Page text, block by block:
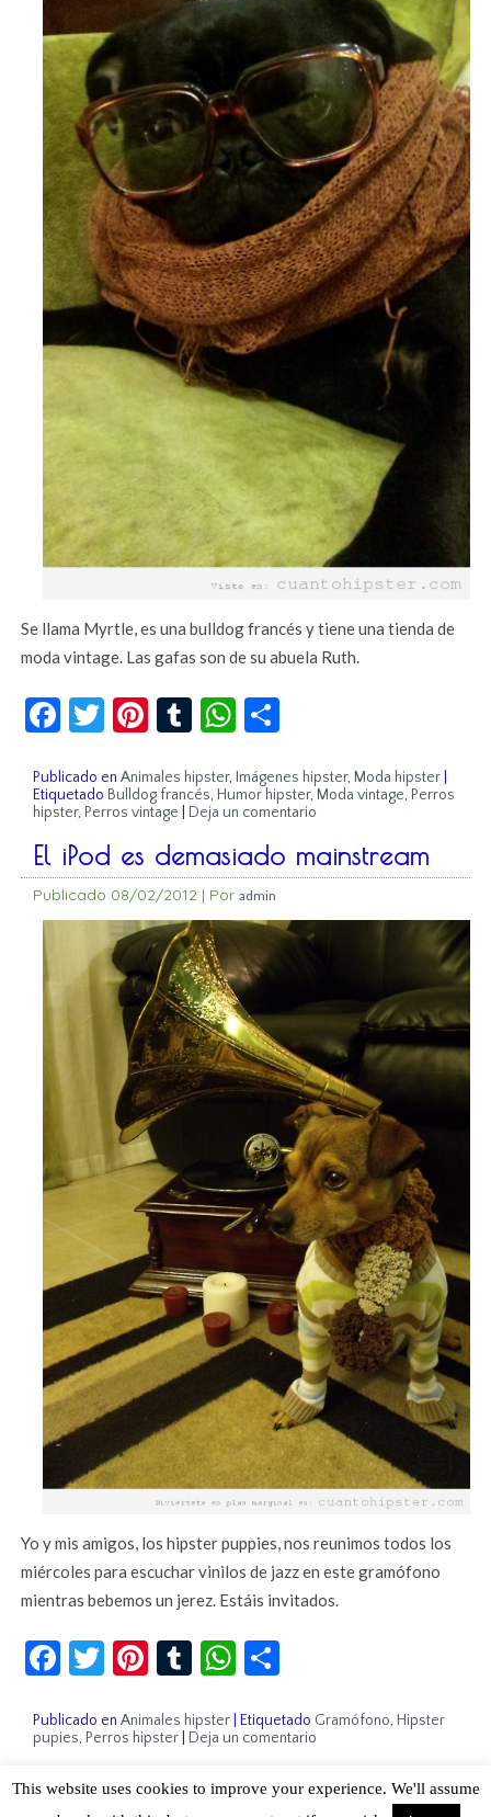
Se llama Myrtle, es una bulldog francés y tiene una tienda de
moda vintage. Las gafas son de su abuela Ruth.
Facebook
Twitter
Pinterest
TumblrWhatsApp
Publicado en Animales hipster, Imágenes hipster, Moda hipster
Etiquetado Bulldog francés, Humor hipster, Moda vintage, Perros
hipster, Perros vintage Deja un comentario
El iPod es demasiado mainstream
Publicado 08/02/2012 | Por admin
Yo y mis amigos, los hipster puppies, nos reunimos todos los
miércoles para escuchar vinilos de jazz en este gramófono
mientras bebemos un jerez. Estáis invitados.
Facebook
Twitter
Pinterest
TumblrWhatsApp
Publicado en Animales hipster Etiquetado Gramófono, Hipster
pupies, Perros hipster Deja un comentario
Sobre Cuánto Hipster | Aviso legal |Contacto
This website uses cookies to improve your experience. We'll assume